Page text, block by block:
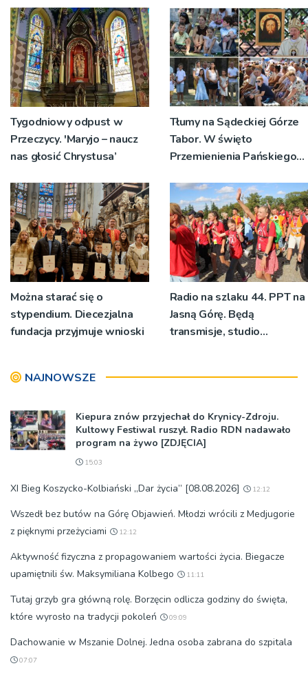
Tygodniowy odpust w
Przeczycy. 'Maryjo – naucz
nas głosić Chrystusa’
Tłumy na Sądeckiej Górze
Tabor. W święto
Przemienienia Pańskiego
znaczeniu Sakramentów
[ZDJĘCIA]
Można starać się o
stypendium. Diecezjalna
fundacja przyjmuje wnioski
Radio na szlaku 44. PPT na
Jasną Górę. Będą
transmisje, studio
NAJNOWSZE
Kiepura znów przyjechał do Krynicy-Zdroju.
Kultowy Festiwal ruszył. Radio RDN nadawało
program na żywo [ZDJĘCIA]
15:03
XI Bieg Koszycko-Kolbiański „Dar życia” [08.08.2026] 12:12
Wszedł bez butów na Górę Objawień. Młodzi wrócili z Medjugorie
z pięknymi przeżyciami
12:12
Aktywność fizyczna z propagowaniem wartości życia. Biegacze
upamiętnili św. Maksymiliana Kolbego
11:11
Tutaj grzyb gra główną rolę. Borzęcin odlicza godziny do święta,
które wyrosło na tradycji pokoleń
09:09
Dachowanie w Mszanie Dolnej. Jedna osoba zabrana do szpitala
07:07